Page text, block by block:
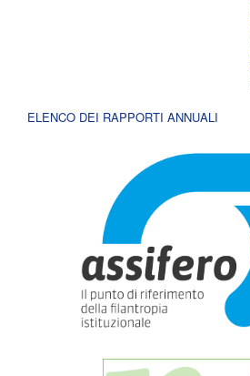
ELENCO DEI RAPPORTI ANNUALI